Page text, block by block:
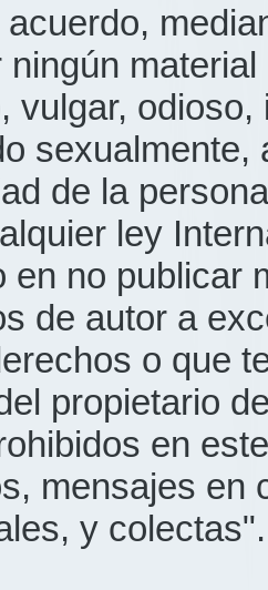
ningún
vulgar,
sexualmente,
de la
ley
en no publicar
de autor a
o que
propietario
en
mensajes en
y colectas".